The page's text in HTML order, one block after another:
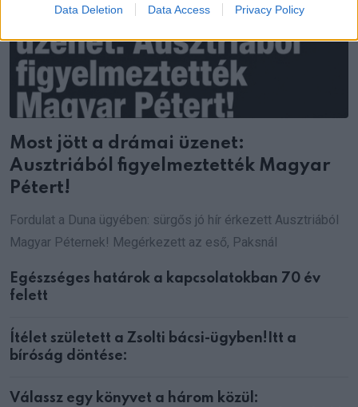
Data Deletion Data Access Privacy Policy
Most jött a drámai üzenet:
Ausztriából figyelmeztették Magyar
Pétert!
Fordulat a Duna ügyében: sürgős jó hír érkezett Ausztriából
Magyar Péternek! Megérkezett az eső, Paksnál
Egészséges határok a kapcsolatokban 70 év
felett
Ítélet született a Zsolti bácsi-ügyben!Itt a
bíróság döntése:
Válassz egy könyvet a három közül: